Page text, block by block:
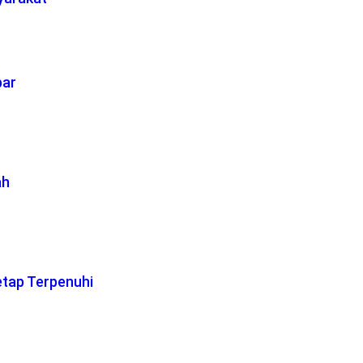
Terpenuhi